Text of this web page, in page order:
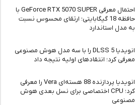
احتمال معرفی GeForce RTX 5070 SUPER با
حافظه 18 گیگابایتی؛ ارتقای محسوس نسبت
به مدل استاندارد
انویدیا DLSS 5 را با سه مدل هوش مصنوعی
معرفی کرد؛ انتقادهای اولیه نتیجه داد
انویدیا پردازنده 88 هسته‌ای Vera را معرفی
کرد؛ CPU اختصاصی برای نسل بعدی هوش
مصنوعی